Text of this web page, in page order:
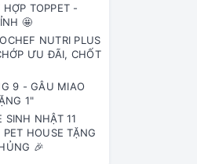
TOPPET -
🤩
NUTRI PLUS
ƯU ĐÃI, CHỐT
9 - GÂU MIAO
1"
SINH NHẬT 11
HOUSE TẶNG
🎉